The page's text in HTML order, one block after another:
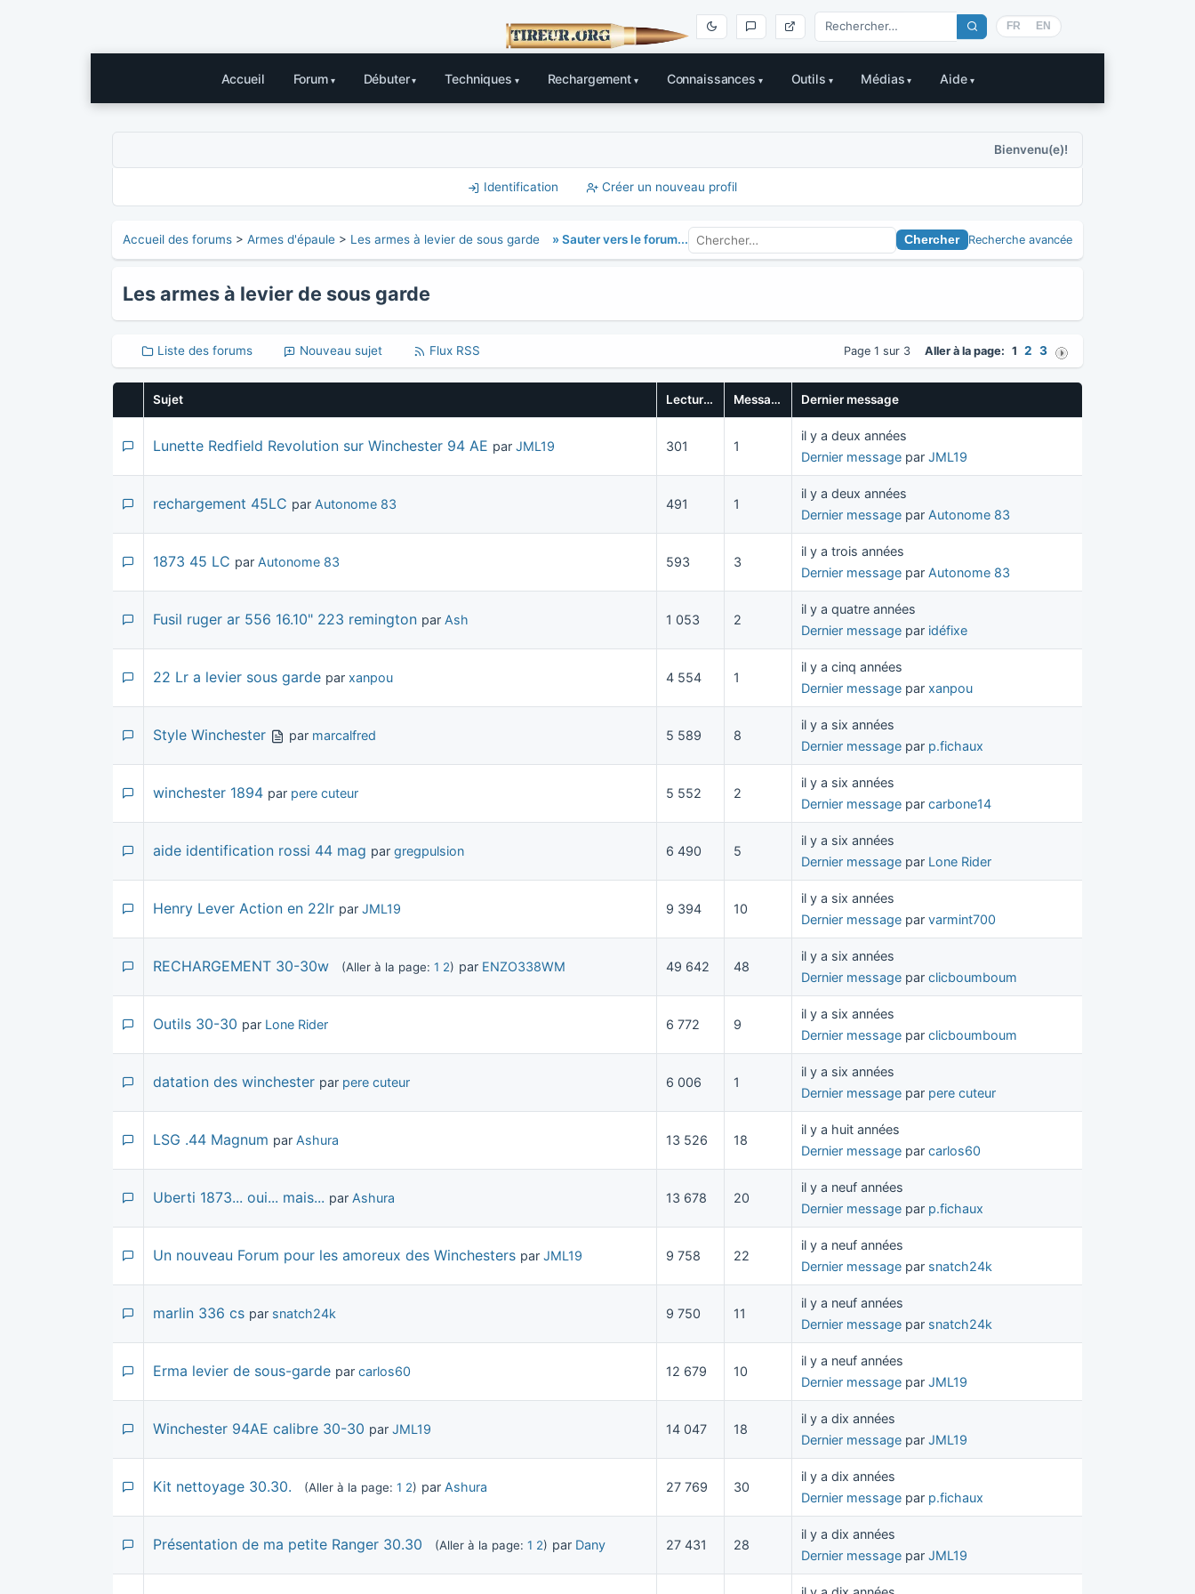
FR EN
Accueil Forum Débuter Techniques Rechargement Connaissances Outils Médias Aide
Bienvenu(e)!
Identification Créer un nouveau profil
» Sauter vers le forum...
Accueil des forums > Armes d'épaule > Les armes à levier de sous garde Recherche avancée
Les armes à levier de sous garde
Page 1 sur 3 Aller à la page: 1 2 3
Liste des forums Nouveau sujet Flux RSS
Sujet Lectures Messages Dernier message
Lunette Redfield Revolution sur Winchester 94 AE par JML19 301 1
il y a deux années
Dernier message par JML19
rechargement 45LC par Autonome 83 491 1
il y a deux années
Dernier message par Autonome 83
1873 45 LC par Autonome 83 593 3
il y a trois années
Dernier message par Autonome 83
Fusil ruger ar 556 16.10" 223 remington par Ash 1 053 2
il y a quatre années
Dernier message par idéfixe
22 Lr a levier sous garde par xanpou 4 554 1
il y a cinq années
Dernier message par xanpou
Style Winchester par marcalfred 5 589 8
il y a six années
Dernier message par p.fichaux
winchester 1894 par pere cuteur 5 552 2
il y a six années
Dernier message par carbone14
aide identification rossi 44 mag par gregpulsion 6 490 5
il y a six années
Dernier message par Lone Rider
Henry Lever Action en 22lr par JML19 9 394 10
il y a six années
Dernier message par varmint700
RECHARGEMENT 30-30w (Aller à la page: 1 2) par ENZO338WM 49 642 48
il y a six années
Dernier message par clicboumboum
Outils 30-30 par Lone Rider 6 772 9
il y a six années
Dernier message par clicboumboum
datation des winchester par pere cuteur 6 006 1
il y a six années
Dernier message par pere cuteur
LSG .44 Magnum par Ashura 13 526 18
il y a huit années
Dernier message par carlos60
Uberti 1873... oui... mais... par Ashura 13 678 20
il y a neuf années
Dernier message par p.fichaux
Un nouveau Forum pour les amoreux des Winchesters par JML19 9 758 22
il y a neuf années
Dernier message par snatch24k
marlin 336 cs par snatch24k 9 750 11
il y a neuf années
Dernier message par snatch24k
Erma levier de sous-garde par carlos60 12 679 10
il y a neuf années
Dernier message par JML19
Winchester 94AE calibre 30-30 par JML19 14 047 18
il y a dix années
Dernier message par JML19
Kit nettoyage 30.30. (Aller à la page: 1 2) par Ashura 27 769 30
il y a dix années
Dernier message par p.fichaux
Présentation de ma petite Ranger 30.30 (Aller à la page: 1 2) par Dany 27 431 28
il y a dix années
Dernier message par JML19